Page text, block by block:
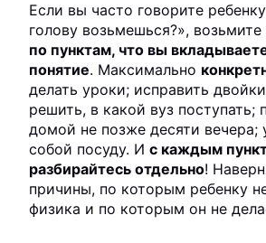
Если вы часто говорите
голову возьмешься?»,
по пунктам, что вы
понятие. Максимально
делать уроки; исправить
решить, в какой вуз поступать;
домой не позже десяти вечера;
собой посуду. Ис каждым
разбирайтесь отдельно!
причины, по которым ребенку
физика и по которым он не